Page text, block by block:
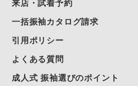
一括振袖カタログ請求
引用ポリシー
よくある質問
成人式 振袖選びのポイント